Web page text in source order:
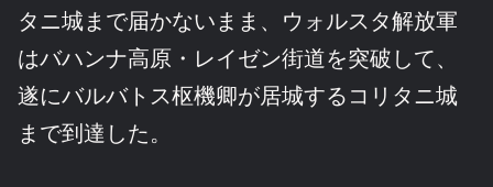
タニ城まで届かないまま、ウォルスタ解放軍
はバハンナ高原・レイゼン街道を突破して、
遂にバルバトス枢機卿が居城するコリタニ城
まで到達した。